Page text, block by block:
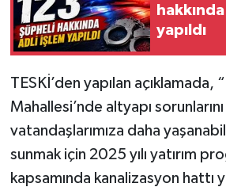
yapıldı
TESKİ’den yapılan açıklamada,
Mahallesi’nde altyapı
vatandaşlarımıza daha
sunmak için 2025 yılı yatırım
kapsamında kanalizasyon hattı